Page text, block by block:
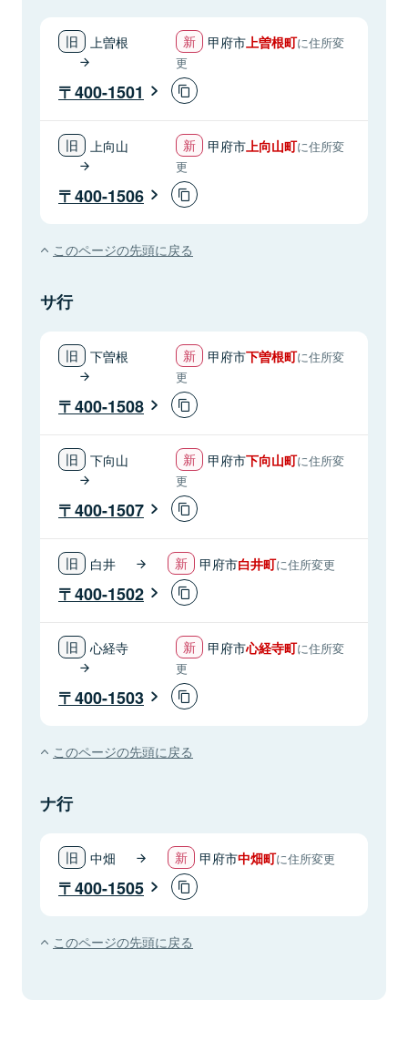
上曽根 甲府市 上曽根町に住所変
更
400-1501
上向山 甲府市 上向山町に住所変
更
400-1506
このページの先頭に戻る
サ行
下曽根 甲府市下曽根町に住所変
更
400-1508
下向山 甲府市下向山町に住所変
更
400-1507
白井 甲府市白井町に住所変更
400-1502
心経寺 甲府市心経寺町に住所変
更
400-1503
このページの先頭に戻る
ナ行
中畑 甲府市中畑町に住所変更
400-1505
このページの先頭に戻る